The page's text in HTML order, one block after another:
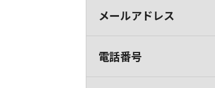
メールアドレス
電話番号